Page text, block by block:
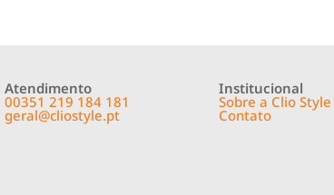
Atendimento
00351 219 184 181
geral@cliostyle.pt
Institucional
Sobre a Clio Style
Contato